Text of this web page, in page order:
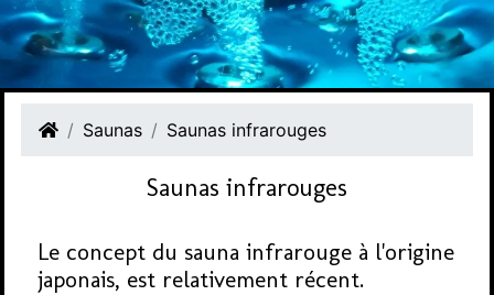
Saunas Saunas infrarouges
Saunas infrarouges
Le concept du sauna infrarouge à l'origine
japonais, est relativement récent.